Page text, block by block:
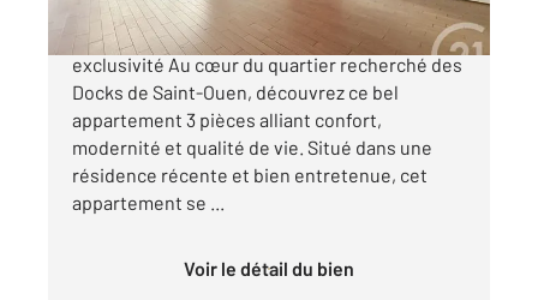
CENTURY 21 Saint-Ouen vous présente en
exclusivité Au cœur du quartier recherché des
Docks de Saint-Ouen, découvrez ce bel
appartement 3 pièces alliant confort,
modernité et qualité de vie. Situé dans une
résidence récente et bien entretenue, cet
appartement se ...
Voir le détail du bien